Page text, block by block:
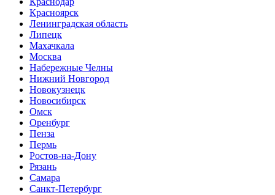
Красноярск
Ленинградская область
Липецк
Махачкала
Москва
Набережные Челны
Нижний Новгород
Новокузнецк
Новосибирск
Омск
Оренбург
Пенза
Пермь
Ростов-на-Дону
Рязань
Самара
Санкт-Петербург